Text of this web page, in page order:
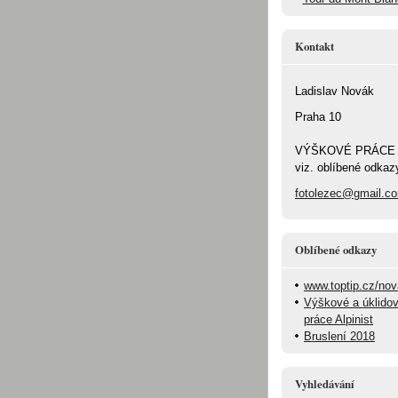
Kontakt
Ladislav Novák
Praha 10
VÝŠKOVÉ PRÁCE
viz. oblíbené
Oblíbené odkazy
www.toptip.cz/
Výškové a
práce Alpinist
Bruslení 2018
Vyhledávání